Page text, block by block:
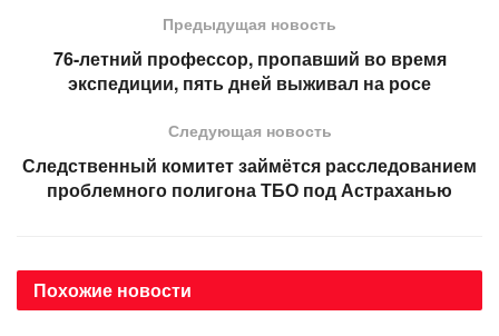
Предыдущая новость
76-летний профессор, пропавший во время
экспедиции, пять дней выживал на росе
Следующая новость
Следственный комитет займётся расследованием
проблемного полигона ТБО под Астраханью
Похожие новости
ОБЩЕСТВО